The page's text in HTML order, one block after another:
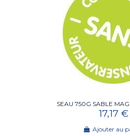
SEAU 750G SABLE
17,17 €
Ajouter au